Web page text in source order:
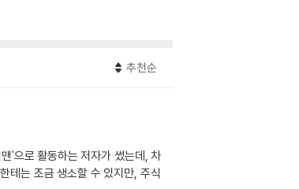
추천순
'으로 활동하는 저자가 썼는데, 차
테는 조금 생소할 수 있지만, 주식